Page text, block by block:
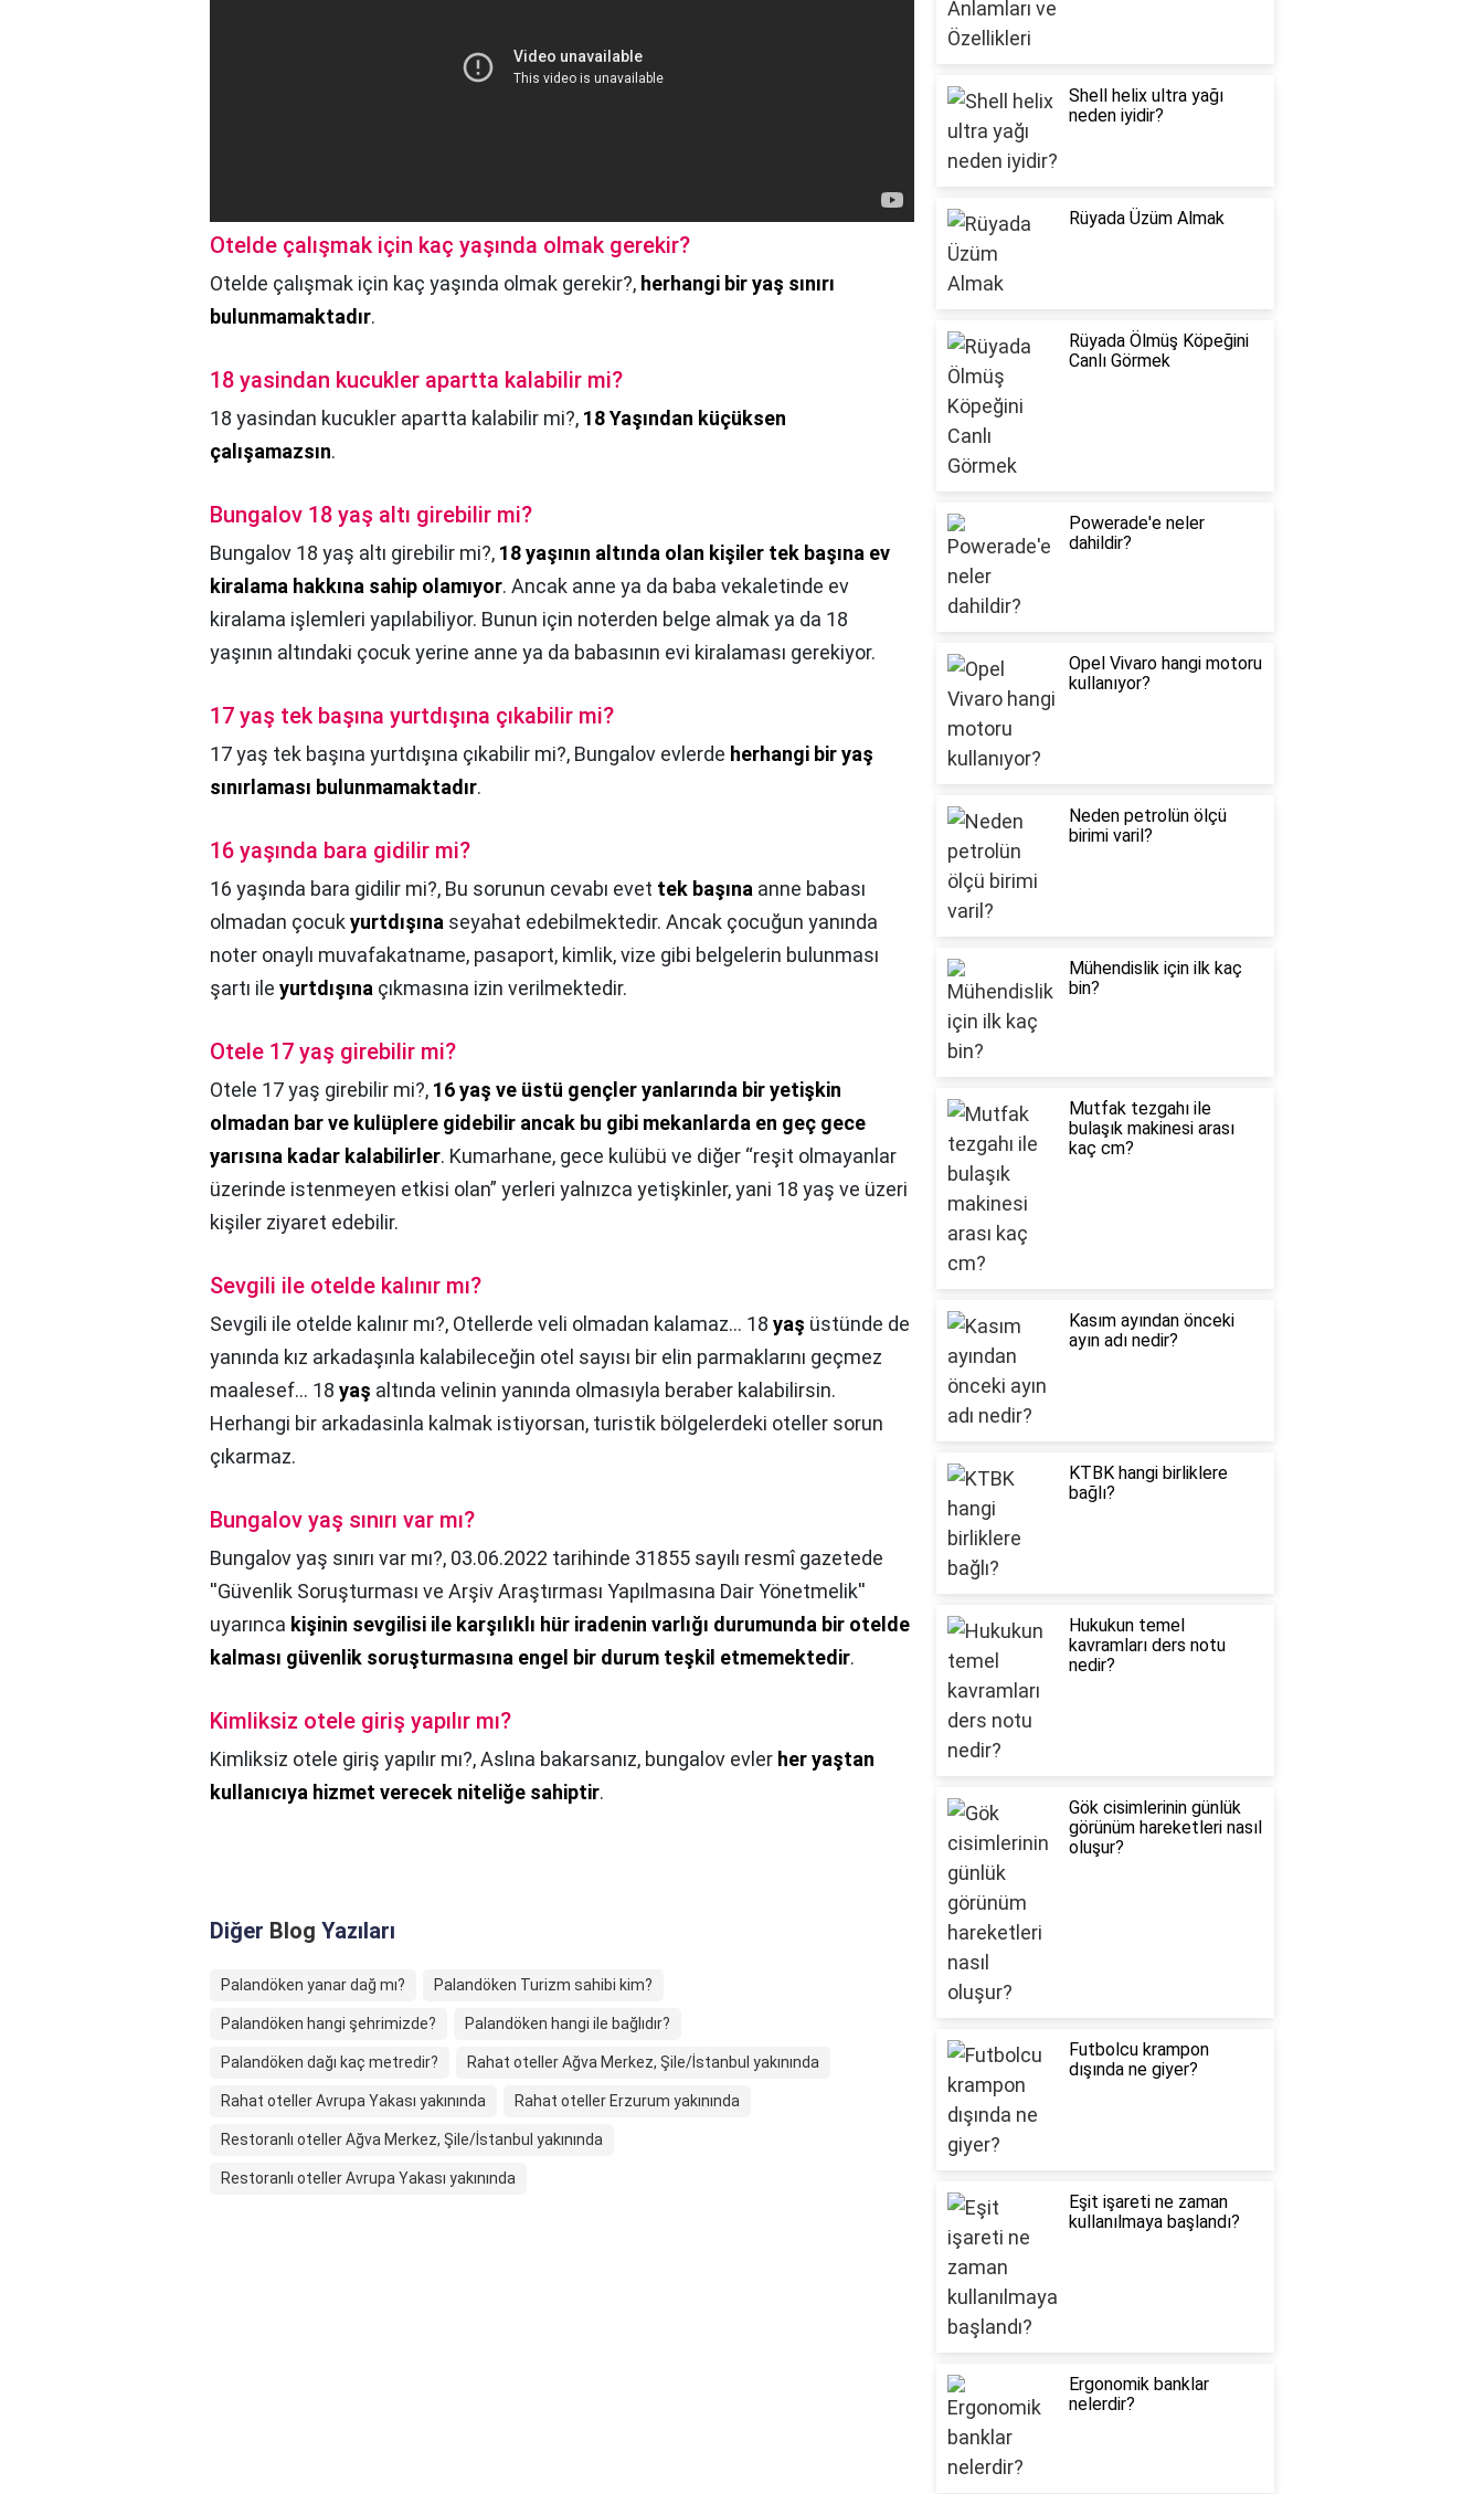
Otelde çalışmak için kaç yaşında olmak gerekir?
Otelde çalışmak için kaç yaşında olmak gerekir?, herhangi bir yaş sınırı
bulunmamaktadır.
18 yasindan kucukler apartta kalabilir mi?
18 yasindan kucukler apartta kalabilir mi?, 18 Yaşından küçüksen
çalışamazsın.
Bungalov 18 yaş altı girebilir mi?
Bungalov 18 yaş altı girebilir mi?, 18 yaşının altında olan kişiler tek başına ev
kiralama hakkına sahip olamıyor. Ancak anne ya da baba vekaletinde ev
kiralama işlemleri yapılabiliyor. Bunun için noterden belge almak ya da 18
yaşının altındaki çocuk yerine anne ya da babasının evi kiralaması gerekiyor.
17 yaş tek başına yurtdışına çıkabilir mi?
17 yaş tek başına yurtdışına çıkabilir mi?, Bungalov evlerde herhangi bir yaş
sınırlaması bulunmamaktadır.
16 yaşında bara gidilir mi?
16 yaşında bara gidilir mi?, Bu sorunun cevabı evet tek başına anne babası
olmadan çocukyurtdışına seyahat edebilmektedir. Ancak çocuğun yanında
noter onaylı muvafakatname, pasaport, kimlik, vize gibi belgelerin bulunması
şartı ile yurtdışına çıkmasına izin verilmektedir.
Otele 17 yaş girebilir mi?
Otele 17 yaş girebilir mi?, 16 yaş ve üstü gençler yanlarında bir yetişkin
olmadan bar ve kulüplere gidebilir ancak bu gibi mekanlarda en geç gece
yarısına kadar kalabilirler. Kumarhane, gece kulübü ve diğer “reşit olmayanlar
üzerinde istenmeyen etkisi olan” yerleri yalnızca yetişkinler, yani 18 yaş ve üzeri
kişiler ziyaret edebilir.
Sevgili ile otelde kalınır mı?
Sevgili ile otelde kalınır mı?, Otellerde veli olmadan kalamaz... 18 yaş üstünde de
yanında kız arkadaşınla kalabileceğin otel sayısı bir elin parmaklarını geçmez
maalesef... 18 yaş altında velinin yanında olmasıyla beraber kalabilirsin.
Herhangi bir arkadasinla kalmak istiyorsan, turistik bölgelerdeki oteller sorun
çıkarmaz.
Bungalov yaş sınırı var mı?
Bungalov yaş sınırı var mı?, 03.06.2022 tarihinde 31855 sayılı resmî gazetede
''Güvenlik Soruşturması ve Arşiv Araştırması Yapılmasına Dair Yönetmelik''
uyarınca kişinin sevgilisi ile karşılıklı hür iradenin varlığı durumunda bir otelde
kalması güvenlik soruşturmasına engel bir durum teşkil etmemektedir.
Kimliksiz otele giriş yapılır mı?
Kimliksiz otele giriş yapılır mı?,Aslına bakarsanız, bungalov evler her yaştan
kullanıcıya hizmet verecek niteliğe sahiptir.
Diğer Blog Yazıları
Palandöken yanar dağ mı? Palandöken Turizm sahibi kim?
Palandöken hangi şehrimizde? Palandöken hangi ile bağlıdır?
Palandöken dağı kaç metredir? Rahat oteller Ağva Merkez, Şile/İstanbul yakınında
Rahat oteller Avrupa Yakası yakınında Rahat oteller Erzurum yakınında
Restoranlı oteller Ağva Merkez, Şile/İstanbul yakınında
Restoranlı oteller Avrupa Yakası yakınında
Shell helix ultra yağı
neden iyidir?
Rüyada Üzüm Almak
Rüyada Ölmüş Köpeğini
Canlı Görmek
Powerade'e neler
dahildir?
Opel Vivaro hangi motoru
kullanıyor?
Neden petrolün ölçü
birimi varil?
Mühendislik için ilk kaç
bin?
Mutfak tezgahı ile
bulaşık makinesi arası
kaç cm?
Kasım ayından önceki
ayın adı nedir?
KTBK hangi birliklere
bağlı?
Hukukun temel
kavramları ders notu
nedir?
Gök cisimlerinin günlük
görünüm hareketleri nasıl
oluşur?
Futbolcu krampon
dışında ne giyer?
Eşit işareti ne zaman
kullanılmaya başlandı?
Ergonomik banklar
nelerdir?